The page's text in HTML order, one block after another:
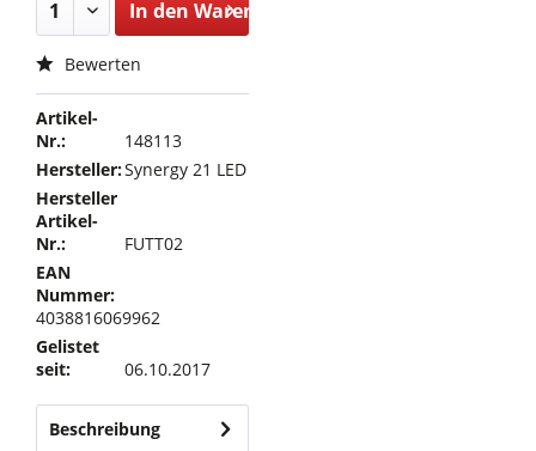
In den Warenkorb
Bewerten
Artikel-
Nr.:
148113
Hersteller:Synergy 21 LED
Hersteller
Artikel-
Nr.:
FUTT02
EAN
Nummer:
4038816069962
Gelistet
seit:
06.10.2017
Beschreibung